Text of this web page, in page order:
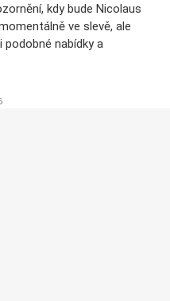
kdy bude Nicolaus
ve slevě, ale
nabídky a